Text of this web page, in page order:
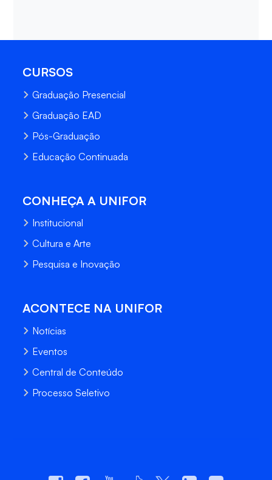
CURSOS
Graduação Presencial
Graduação EAD
Pós-Graduação
Educação Continuada
CONHEÇA A UNIFOR
Institucional
Cultura e Arte
Pesquisa e Inovação
ACONTECE NA UNIFOR
Notícias
Eventos
Central de Conteúdo
Processo Seletivo